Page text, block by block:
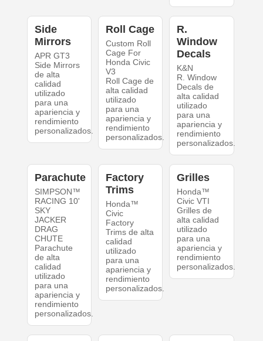
Side
Mirrors
APR GT3
Side Mirrors
de alta
calidad
utilizado
para una
apariencia y
rendimiento
personalizados.
Roll Cage
Custom Roll
Cage For
Honda Civic
V3
Roll Cage de
alta calidad
utilizado
para una
apariencia y
rendimiento
personalizados.
R.
Window
Decals
K&N
R. Window
Decals de
alta calidad
utilizado
para una
apariencia y
rendimiento
personalizados.
Parachute
SIMPSON™
RACING 10'
SKY
JACKER
DRAG
CHUTE
Parachute
de alta
calidad
utilizado
para una
apariencia y
rendimiento
personalizados.
Factory
Trims
Honda™
Civic
Factory
Trims de alta
calidad
utilizado
para una
apariencia y
rendimiento
personalizados.
Grilles
Honda™
Civic VTI
Grilles de
alta calidad
utilizado
para una
apariencia y
rendimiento
personalizados.